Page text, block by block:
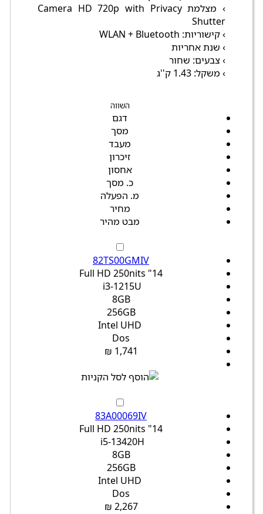
› מצלמת Camera HD 720p with Privacy
Shutter
› קישוריות: WLAN + Bluetooth
› שנת אחריות
› צבעים: שחור
› משקל: 1.43 ק''ג
השווה
דגם
מסך
מעבד
זיכרון
אחסון
כ. מסך
מ. הפעלה
מחיר
מבט מהיר
82TS00GMIV
14" Full HD 250nits
i3-1215U
8GB
256GB
Intel UHD
Dos
1,741 ₪
83A00069IV
14" Full HD 250nits
i5-13420H
8GB
256GB
Intel UHD
Dos
2,267 ₪